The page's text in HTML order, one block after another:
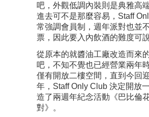
吧，外觀低調內裝則是典雅高
進去可不是那麼容易，Staff
常強調會員制，週年派對也並
票，因此要入內飲酒的難度可
從原本的就醬油工廠改造而來
吧，不知不覺也已經營業兩年
僅有開放二樓空間，直到今回
年，Staff Only Club 決定開放
造了兩週年紀念活動《巴比倫
對》。